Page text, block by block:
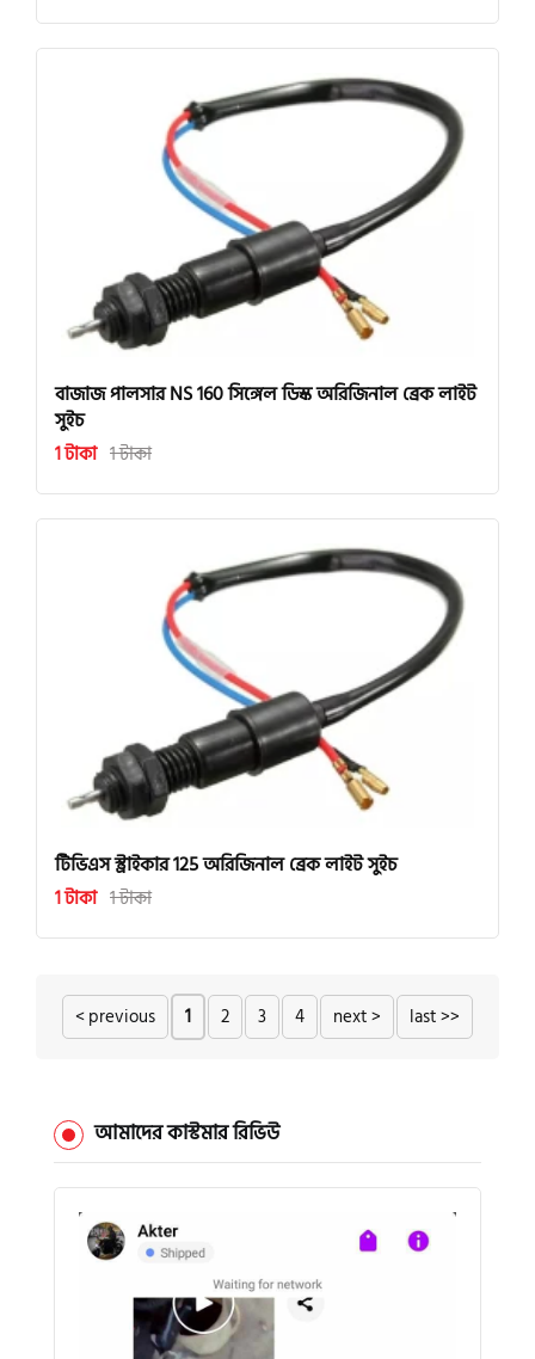
বাজাজ পালসার NS 160 সিঙ্গেল ডিস্ক অরিজিনাল ব্রেক লাইট
সুইচ
1 টাকা 1 টাকা
টিভিএস স্ট্রাইকার 125 অরিজিনাল ব্রেক লাইট সুইচ
1 টাকা 1 টাকা
< previous 1 2 3 4 next > last >>
আমাদের কাস্টমার রিভিউ